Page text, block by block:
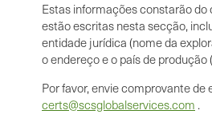
Estas informações constarão
estão escritas nesta secção,
entidade jurídica (nome da
o endereço e o país de produção
Por favor, envie comprovante de
certs@scsglobalservices.com .